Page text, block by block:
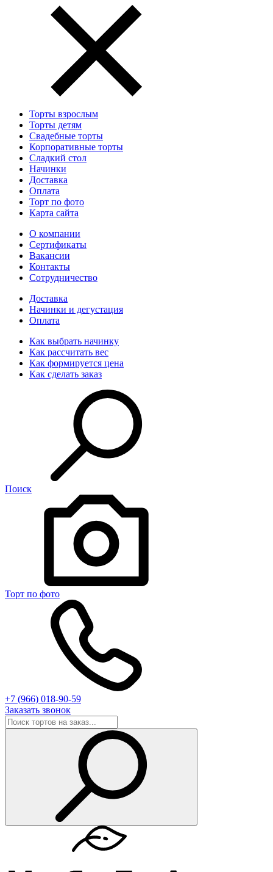
Торты взрослым
Торты детям
Свадебные торты
Корпоративные торты
Сладкий стол
Начинки
Доставка
Оплата
Торт по фото
Карта сайта
О компании
Сертификаты
Вакансии
Контакты
Сотрудничество
Доставка
Начинки и дегустация
Оплата
Как выбрать начинку
Как рассчитать вес
Как формируется цена
Как сделать заказ
Поиск
Торт по фото
+7 (966) 018-90-59
Заказать звонок